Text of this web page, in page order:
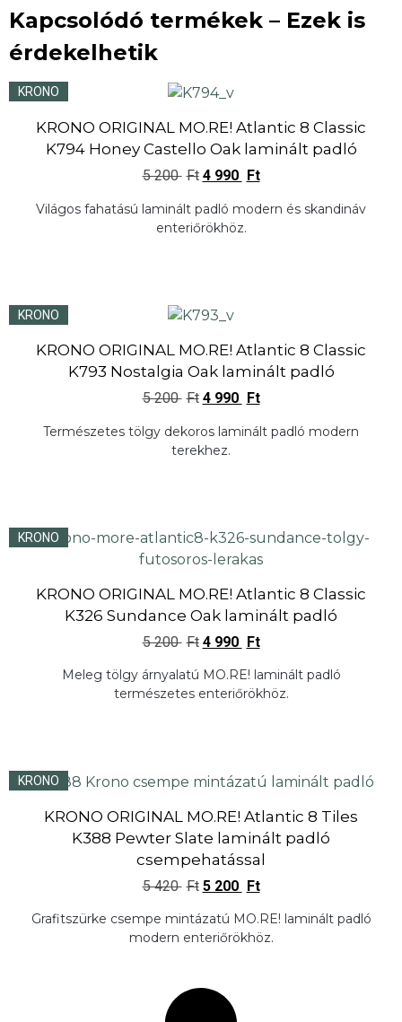
Kapcsolódó termékek – Ezek is
érdekelhetik
KRONO
KRONO ORIGINAL MO.RE! Atlantic 8 Classic
K794 Honey Castello Oak laminált padló
5 200 Ft 4 990 Ft
Világos fahatású laminált padló modern és skandináv
enteriőrökhöz.
KRONO
KRONO ORIGINAL MO.RE! Atlantic 8 Classic
K793 Nostalgia Oak laminált padló
5 200 Ft 4 990 Ft
Természetes tölgy dekoros laminált padló modern
terekhez.
KRONO
KRONO ORIGINAL MO.RE! Atlantic 8 Classic
K326 Sundance Oak laminált padló
5 200 Ft 4 990 Ft
Meleg tölgy árnyalatú MO.RE! laminált padló
természetes enteriőrökhöz.
KRONO
KRONO ORIGINAL MO.RE! Atlantic 8 Tiles
K388 Pewter Slate laminált padló
csempehatással
5 420 Ft 5 200 Ft
Grafitszürke csempe mintázatú MO.RE! laminált padló
modern enteriőrökhöz.